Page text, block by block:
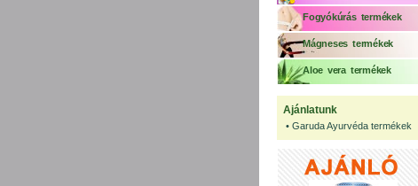
Fogyókúrás termékek
Mágneses termékek
Aloe vera termékek
Ajánlatunk
• Garuda Ayurvéda termékek